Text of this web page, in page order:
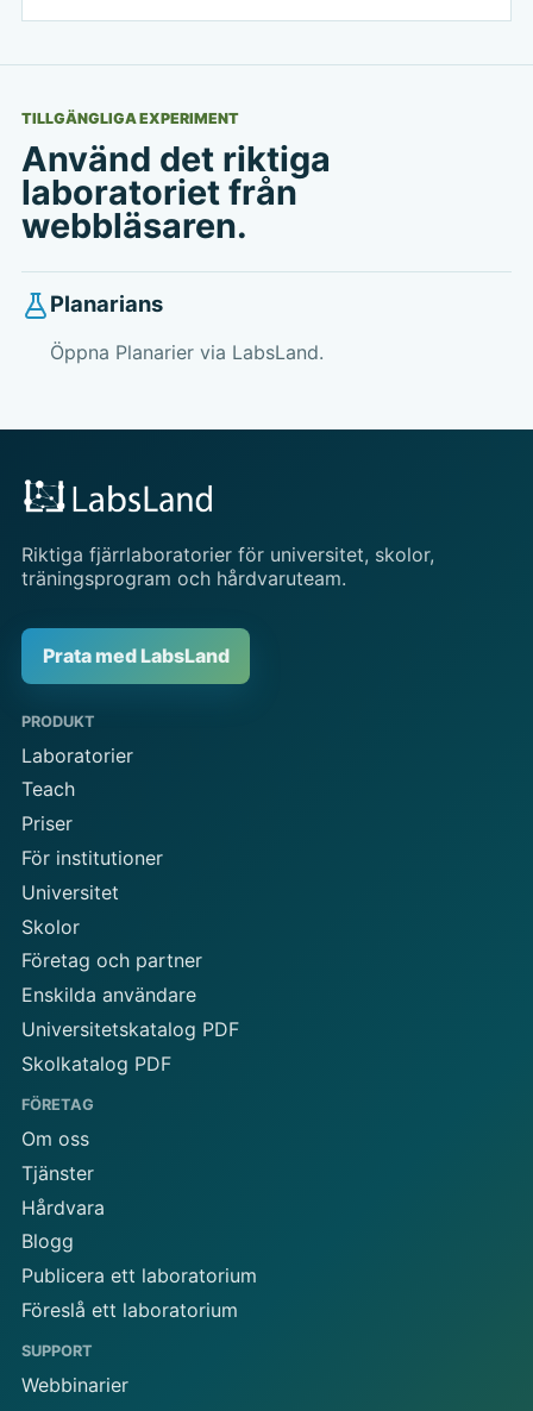
TILLGÄNGLIGA EXPERIMENT
Använd det riktiga
laboratoriet från
webbläsaren.
Planarians
Öppna Planarier via LabsLand.
Riktiga fjärrlaboratorier för universitet, skolor,
träningsprogram och hårdvaruteam.
Prata med LabsLand
PRODUKT
Laboratorier
Teach
Priser
För institutioner
Universitet
Skolor
Företag och partner
Enskilda användare
Universitetskatalog PDF
Skolkatalog PDF
FÖRETAG
Om oss
Tjänster
Hårdvara
Blogg
Publicera ett laboratorium
Föreslå ett laboratorium
SUPPORT
Webbinarier